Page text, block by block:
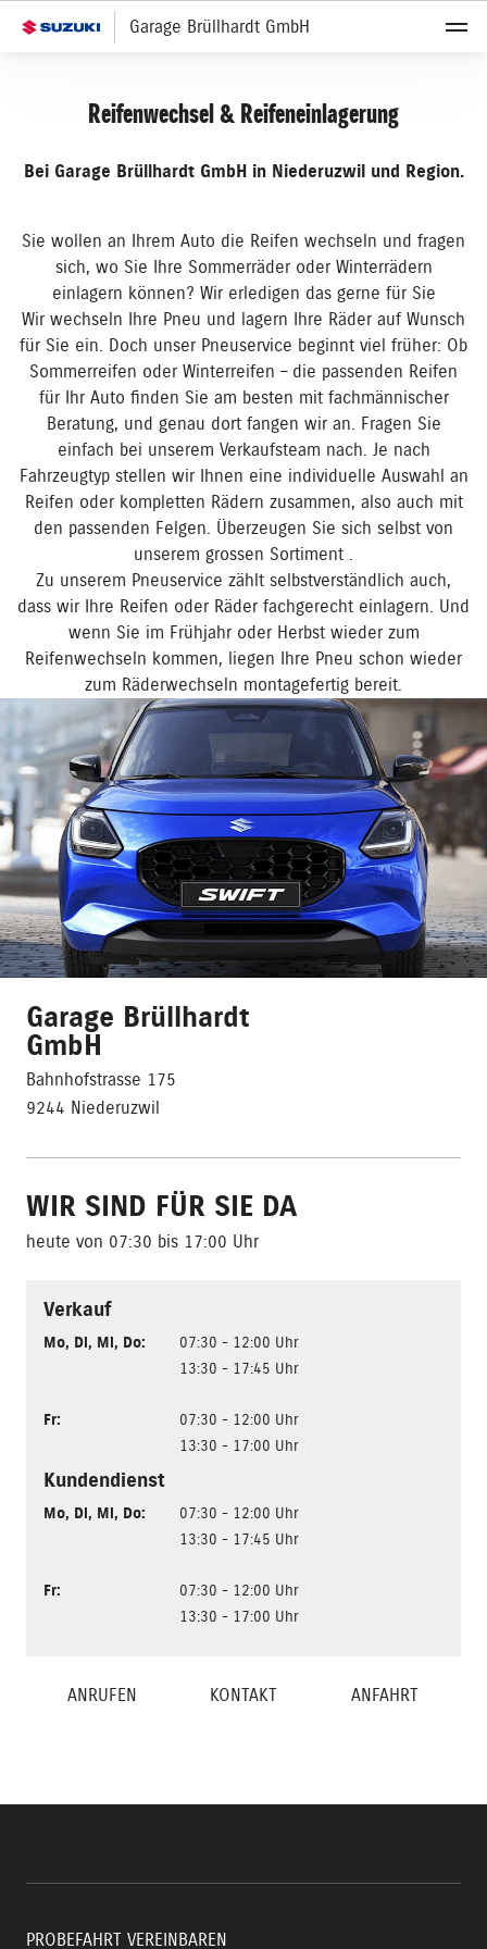
Garage Brüllhardt GmbH
Reifenwechsel & Reifeneinlagerung
Bei Garage Brüllhardt GmbH in Niederuzwil und Region.
Sie wollen an Ihrem Auto die Reifen wechseln und fragen
sich, wo Sie Ihre Sommerräder oder Winterrädern
einlagern können? Wir erledigen das gerne für Sie
Wir wechseln Ihre Pneu und lagern Ihre Räder auf Wunsch
für Sie ein. Doch unser Pneuservice beginnt viel früher: Ob
Sommerreifen oder Winterreifen – die passenden Reifen
für Ihr Auto finden Sie am besten mit fachmännischer
Beratung, und genau dort fangen wir an. Fragen Sie
einfach bei unserem Verkaufsteam nach. Je nach
Fahrzeugtyp stellen wir Ihnen eine individuelle Auswahl an
Reifen oder kompletten Rädern zusammen, also auch mit
den passenden Felgen. Überzeugen Sie sich selbst von
unserem grossen Sortiment .
Zu unserem Pneuservice zählt selbstverständlich auch,
dass wir Ihre Reifen oder Räder fachgerecht einlagern. Und
wenn Sie im Frühjahr oder Herbst wieder zum
Reifenwechseln kommen, liegen Ihre Pneu schon wieder
zum Räderwechseln montagefertig bereit.
Garage Brüllhardt
GmbH
Bahnhofstrasse 175
9244 Niederuzwil
WIR SIND FÜR SIE DA
heute von 07:30 bis 17:00 Uhr
Verkauf
Mo, Di, Mi, Do:
07:30 - 12:00 Uhr
13:30 - 17:45 Uhr
Fr:
07:30 - 12:00 Uhr
13:30 - 17:00 Uhr
Kundendienst
Mo, Di, Mi, Do:
07:30 - 12:00 Uhr
13:30 - 17:45 Uhr
Fr:
07:30 - 12:00 Uhr
13:30 - 17:00 Uhr
ANRUFEN KONTAKT ANFAHRT
PROBEFAHRT VEREINBAREN